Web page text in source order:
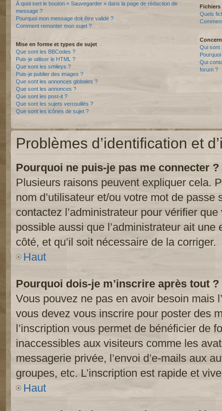
À quoi sert le bouton « Sauvegarder » dans la page de rédaction de
message ?
Pourquoi mon message doit être validé ?
Comment remonter mon sujet ?
Mise en forme et types de sujet
Que sont les BBCodes ?
Puis-je utiliser le HTML ?
Que sont les smileys ?
Puis-je publier des images ?
Que sont les annonces globales ?
Que sont les annonces ?
Que sont les post-it ?
Que sont les sujets verrouillés ?
Que sont les icônes de sujet ?
Quels
Qui sont
Qui
forum ?
Problèmes d’identification et
Pourquoi ne puis-je pas me connecter ?
Plusieurs raisons peuvent expliquer cela.
nom d’utilisateur et/ou votre mot de passe
contactez l’administrateur pour vérifier
possible aussi que l’administrateur ait
côté, et qu’il soit nécessaire de la corriger.
Haut
Pourquoi dois-je m’inscrire après tout ?
Vous pouvez ne pas en avoir besoin mais
vous devez vous inscrire pour poster des
l’inscription vous permet de bénéficier de
inaccessibles aux visiteurs comme les
messagerie privée, l’envoi d’e-mails aux
groupes, etc. L’inscription est rapide et
Haut